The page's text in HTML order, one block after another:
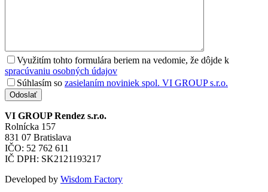
Využitím tohto formulára beriem na vedomie, že dôjde k
spracúvaniu osobných údajov
Súhlasím so zasielaním noviniek spol. VI GROUP s.r.o.
Odoslať
VI GROUP Rendez s.r.o.
Rolnícka 157
831 07 Bratislava
IČO: 52 762 611
IČ DPH: SK2121193217
Developed by Wisdom Factory